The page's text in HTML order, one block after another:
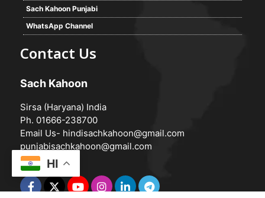
Sach Kahoon Punjabi
WhatsApp Channel
Contact Us
Sach Kahoon
Sirsa (Haryana) India
Ph. 01666-238700
Email Us- hindisachkahoon@gmail.com
punjabisachkahoon@gmail.com
HI